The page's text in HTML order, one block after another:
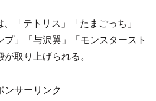
「テトリス」「たまごっち」
プ」「与沢翼」「モンスタースト
取り上げられる。
ンサーリンク